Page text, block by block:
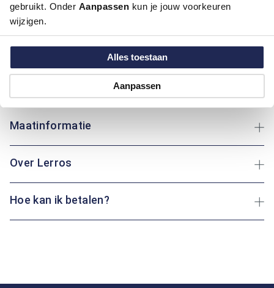
gebruikt. Onder Aanpassen kun je jouw voorkeuren
wijzigen.
Alles toestaan
Aanpassen
Deze polo van Lerros heeft een modern fit pasvorm en is
gemaakt van katoen, wat zorgt voor optimaal draagcomfort.
Het speelse bloemenpatroon voegt een vleugje vrolijkheid toe
aan je dag. De knoopsluiting maakt het aan- en uittrekken
Maatinformatie
Over Lerros
Hoe kan ik betalen?